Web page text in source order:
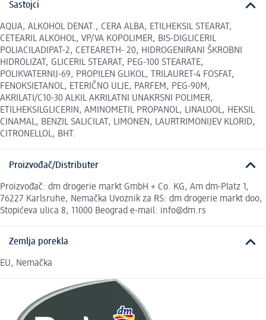
Sastojci
AQUA, ALKOHOL DENAT., CERA ALBA, ETILHEKSIL STEARAT,
CETEARIL ALKOHOL, VP/VA KOPOLIMER, BIS-DIGLICERIL
POLIACILADIPAT-2, CETEARETH- 20, HIDROGENIRANI ŠKROBNI
HIDROLIZAT, GLICERIL STEARAT, PEG-100 STEARATE,
POLIKVATERNIJ-69, PROPILEN GLIKOL, TRILAURET-4 FOSFAT,
FENOKSIETANOL, ETERIČNO ULJE, PARFEM, PEG-90M,
AKRILATI/C10-30 ALKIL AKRILATNI UNAKRSNI POLIMER,
ETILHEKSILGLICERIN, AMINOMETIL PROPANOL, LINALOOL, HEKSIL
CINAMAL, BENZIL SALICILAT, LIMONEN, LAURTRIMONIJEV KLORID,
CITRONELLOL, BHT.
Proizvođač/Distributer
Proizvođač: dm drogerie markt GmbH + Co. KG, Am dm-Platz 1,
76227 Karlsruhe, Nemačka Uvoznik za RS: dm drogerie markt doo,
Stopićeva ulica 8, 11000 Beograd e-mail: info@dm.rs
Zemlja porekla
EU, Nemačka